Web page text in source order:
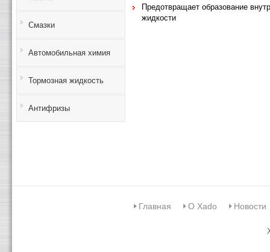
Смазки
Автомобильная химия
Тормозная жидкость
Антифризы
Предотвращает образование
жидкости
Главная О Xado Новости